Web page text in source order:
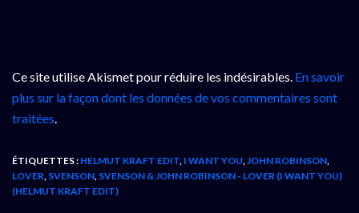
Ce site utilise Akismet pour réduire les indésirables. En savoir
plus sur la façon dont les données de vos commentaires sont
traitées.
ÉTIQUETTES : HELMUT KRAFT EDIT I WANT YOU JOHN ROBINSON
LOVER SVENSON SVENSON & JOHN ROBINSON - LOVER (I WANT YOU)
(HELMUT KRAFT EDIT)